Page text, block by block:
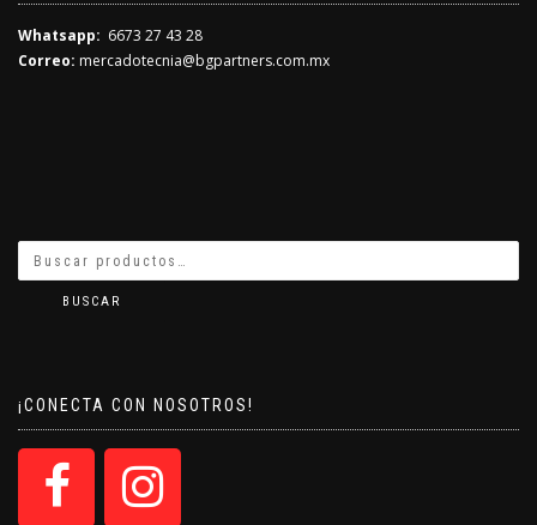
Whatsapp: 6673 27 43 28
Correo: mercadotecnia@bgpartners.com.mx
BUSCAR
¡CONECTA CON NOSOTROS!